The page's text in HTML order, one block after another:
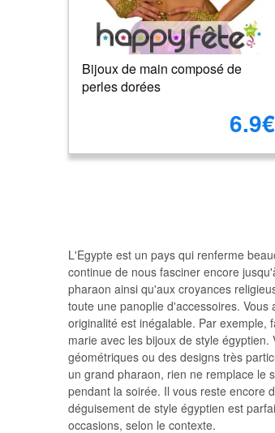
Bijoux de main composé de
perles dorées
6.9€
L'Egypte est un pays qui renferme
continue de nous fasciner encore
pharaon ainsi qu'aux croyances
toute une panoplie d'accessoires.
originalité est inégalable. Par exemple,
marie avec les bijoux de style
géométriques ou des designs très
un grand pharaon, rien ne remplace le
pendant la soirée. Il vous reste encore
déguisement de style égyptien est
occasions, selon le contexte.